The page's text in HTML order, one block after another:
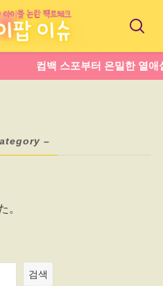
컴백 스포부터 은밀한 열애
–
。
검색